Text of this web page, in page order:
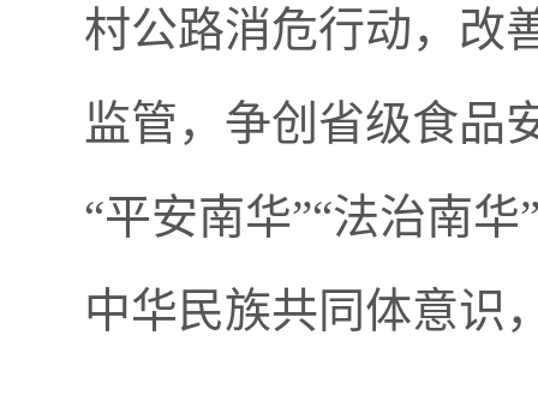
村公路消危行动，改
监管，争创省级食品
“平安南华”“法治南
中华民族共同体意识